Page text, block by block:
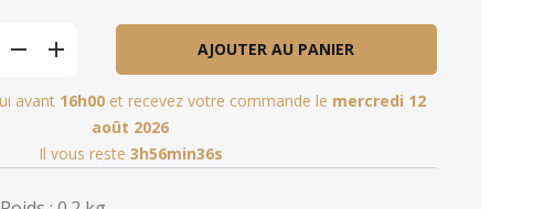
AJOUTER AU PANIER
avant 16h00et recevez votre commande le mercredi 12
août 2026
Il vous reste 3h56min35s